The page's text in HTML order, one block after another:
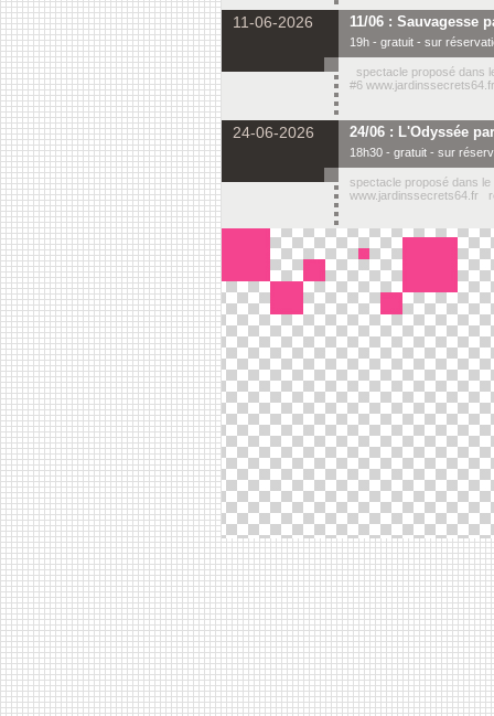
11-06-2026 11/06 : Sauvagesse
19h - gratuit - sur
spectacle proposé dans
#6
24-06-2026 24/06 : L'Odyssée
18h30 - gratuit - sur
spectacle proposé dans
www.jardinssecrets64.fr